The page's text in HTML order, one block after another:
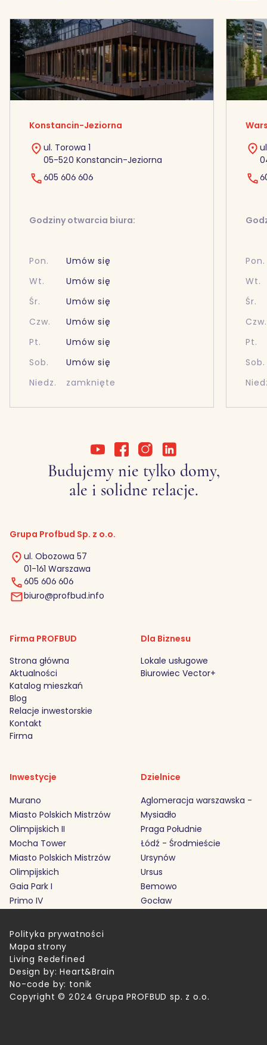
Konstancin-Jeziorna
ul. Torowa 1
05-520 Konstancin-Jeziorna
605 606 606
Godziny otwarcia biura:
Pon.
Umów się
Wt.
Umów się
Śr.
Umów się
Czw.
Umów się
Pt.
Umów się
Sob.
Umów się
Niedz.
zamknięte
Pon.
Wt.
Śr.
Czw.
Pt.
Sob.
Budujemy nie tylko domy,
ale i solidne relacje.
Grupa Profbud Sp. z o.o.
ul. Obozowa 57
01-161 Warszawa
605 606 606
biuro@profbud.info
Firma PROFBUD
Strona główna
Aktualności
Katalog mieszkań
Blog
Relacje inwestorskie
Kontakt
Firma
Dla Biznesu
Lokale usługowe
Biurowiec Vector+
Inwestycje
Murano
Miasto Polskich Mistrzów
Olimpijskich II
Mocha Tower
Miasto Polskich Mistrzów
Olimpijskich
Gaia Park I
Primo IV
Dzielnice
Aglomeracja warszawska -
Mysiadło
Praga Południe
Łódź - Środmieście
Ursynów
Ursus
Bemowo
Gocław
Copyright © 2024 Grupa PROFBUD sp. z o.o.
Polityka prywatności
Mapa strony
Living Redefined
Design by: Heart&Brain
No-code by: tonik